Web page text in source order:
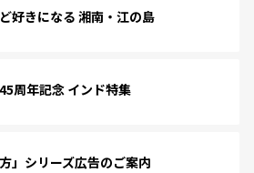
好きになる 湘南・江の島
周年記念 インド特集
」シリーズ広告のご案内